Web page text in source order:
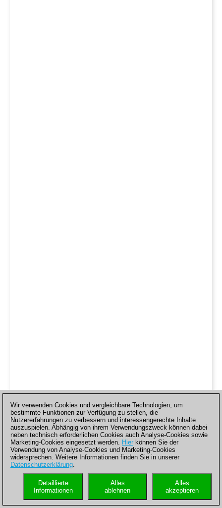
Wir verwenden Cookies und vergleichbare Technologien, um
bestimmte Funktionen zur Verfügung zu stellen, die
Nutzererfahrungen zu verbessern und interessengerechte Inhalte
auszuspielen. Abhängig von ihrem Verwendungszweck können dabei
neben technisch erforderlichen Cookies auch Analyse-Cookies sowie
Marketing-Cookies eingesetzt werden. Hier können Sie der
Verwendung von Analyse-Cookies und Marketing-Cookies
widersprechen. Weitere Informationen finden Sie in unserer
Datenschutzerklärung.
Alles
akzeptieren
Alles
ablehnen
Detaillierte
Informationen